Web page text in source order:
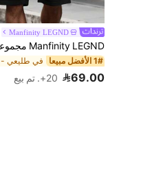
Manfinity LEGND
1# الأفضل مبيعا
69.00 20+. تم بيع